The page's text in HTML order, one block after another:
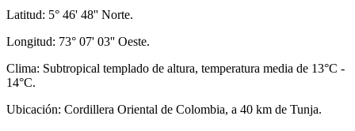
Latitud: 5° 46' 48'' Norte.
Longitud: 73° 07' 03'' Oeste.
Clima: Subtropical templado de altura, temperatura media de 13°C -
14°C.
Ubicación: Cordillera Oriental de Colombia, a 40 km de Tunja.